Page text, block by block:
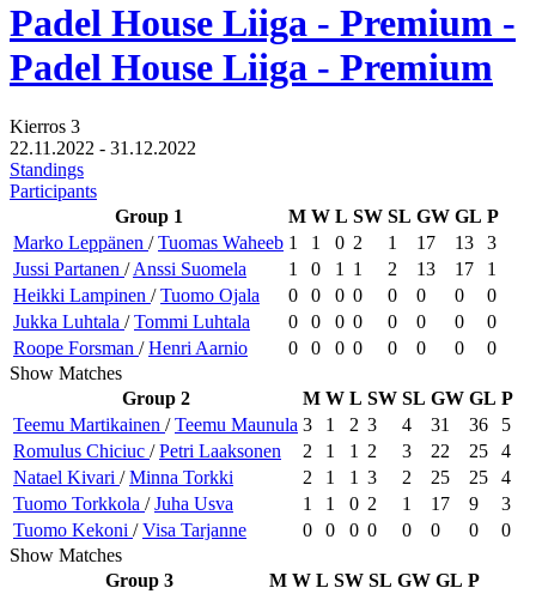
Padel House Liiga - Premium -
Padel House Liiga - Premium
Kierros 3
22.11.2022 - 31.12.2022
Standings
Participants
Group 1
M W L SW SL GW GL P
Marko Leppänen /Tuomas Waheeb 1 1 0 2 1 17 13
3
Jussi Partanen /Anssi Suomela 1 0 1 1 2 13 17
1
Heikki Lampinen /Tuomo Ojala 0 0 0 0 0 0 0
0
Jukka Luhtala /Tommi Luhtala 0 0 0 0 0 0 0
0
Roope Forsman /Henri Aarnio 0 0 0 0 0 0 0
0
Show Matches
Group 2
M W L SW SL GW GL P
Teemu Martikainen /Teemu Maunula 3 1 2 3 4 31 36
5
Romulus Chiciuc /Petri Laaksonen 2 1 1 2 3 22 25
4
Natael Kivari /Minna Torkki 2 1 1 3 2 25 25
4
Tuomo Torkkola /Juha Usva 1 1 0 2 1 17 9
3
Tuomo Kekoni /Visa Tarjanne 0 0 0 0 0 0 0
0
Show Matches
Group 3
M W L SW SL GW GL P